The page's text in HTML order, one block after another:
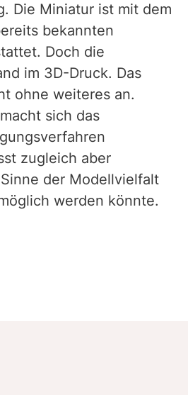
Die Miniatur ist mit dem
bekannten
Doch die
im 3D-Druck. Das
ohne weiteres an.
sich das
zugleich aber
der Modellvielfalt
werden könnte.